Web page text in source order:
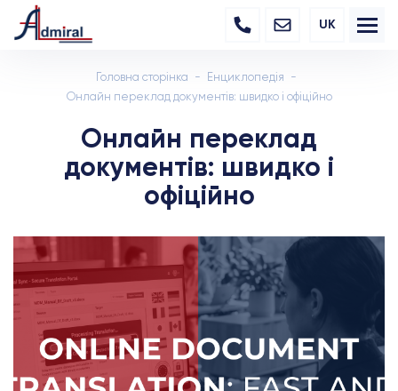
UK
Головна сторінка
Енциклопедія
Онлайн переклад документів: швидко і офіційно
Онлайн переклад
документів: швидко і
офіційно